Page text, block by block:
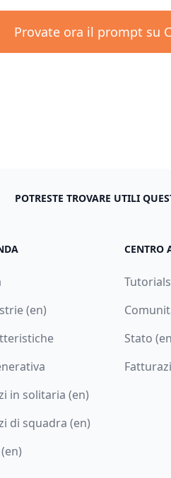
Provate ora il prompt su
POTRESTE TROVARE UTILI
(en)
in solitaria (en)
di squadra (en)
CENTRO
Tutorials
Stato